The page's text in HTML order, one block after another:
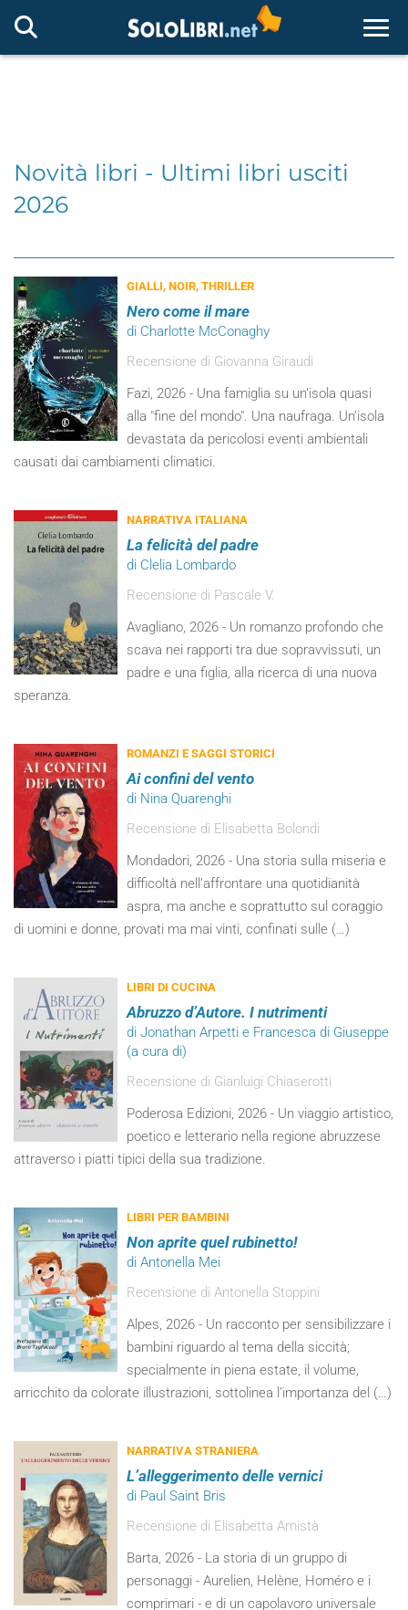
Novità libri - Ultimi libri usciti
2026
GIALLI, NOIR, THRILLER
Nero come il mare
di Charlotte McConaghy
Recensione di Giovanna Giraudi
Fazi, 2026 - Una famiglia su un’isola quasi
alla "fine del mondo". Una naufraga. Un’isola
devastata da pericolosi eventi ambientali
causati dai cambiamenti climatici.
NARRATIVA ITALIANA
La felicità del padre
di Clelia Lombardo
Recensione di Pascale V.
Avagliano, 2026 - Un romanzo profondo che
scava nei rapporti tra due sopravvissuti, un
padre e una figlia, alla ricerca di una nuova
speranza.
ROMANZI E SAGGI STORICI
Ai confini del vento
di Nina Quarenghi
Recensione di Elisabetta Bolondi
Mondadori, 2026 - Una storia sulla miseria e
difficoltà nell’affrontare una quotidianità
aspra, ma anche e soprattutto sul coraggio
di uomini e donne, provati ma mai vinti, confinati sulle (…)
LIBRI DI CUCINA
Abruzzo d’Autore. I nutrimenti
di Jonathan Arpetti e Francesca di Giuseppe
(a cura di)
Recensione di Gianluigi Chiaserotti
Poderosa Edizioni, 2026 - Un viaggio artistico,
poetico e letterario nella regione abruzzese
attraverso i piatti tipici della sua tradizione.
LIBRI PER BAMBINI
Non aprite quel rubinetto!
di Antonella Mei
Recensione di Antonella Stoppini
Alpes, 2026 - Un racconto per sensibilizzare i
bambini riguardo al tema della siccità;
specialmente in piena estate, il volume,
arricchito da colorate illustrazioni, sottolinea l’importanza del (…)
NARRATIVA STRANIERA
L’alleggerimento delle vernici
di Paul Saint Bris
Recensione di Elisabetta Amistà
Barta, 2026 - La storia di un gruppo di
personaggi - Aurelien, Helène, Homéro e i
comprimari - e di un capolavoro universale